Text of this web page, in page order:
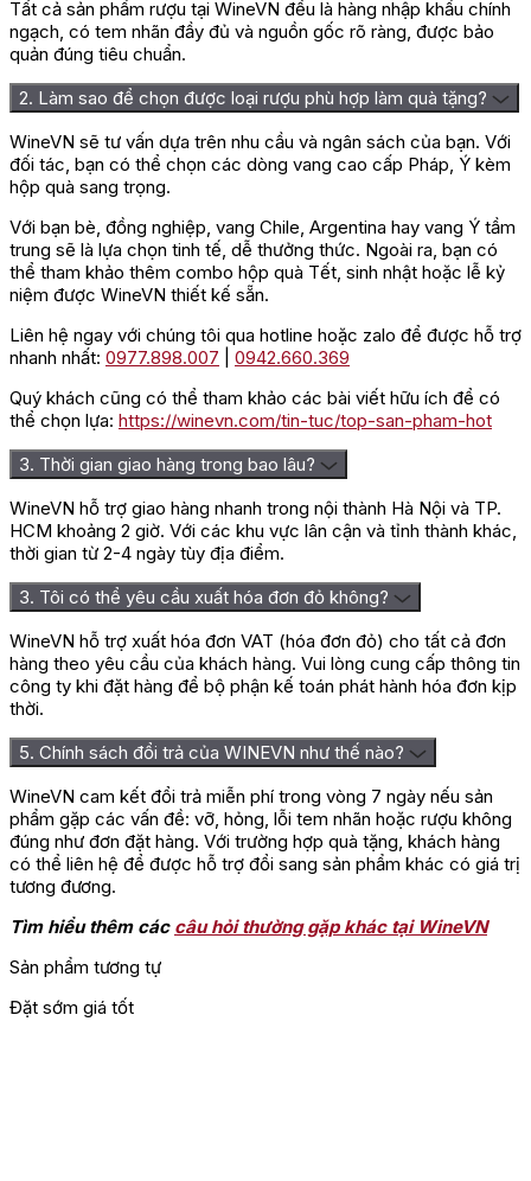
Bánh kẹo nhập khẩu đến
⇒ Tham khảo các mẫu quà Tết:
Giỏ quà Tết 500k
Giỏ quà Tết 1 triệu
Giỏ quà Tết 2 triệu
Trái cây sấy
Trái cây sấy là món quà lý tưởng dành cho mọi lứa tuổi, từ trẻ
em yêu thích đồ ngọt đến người lớn ưa chuộng thực phẩm lành
mạnh. Với hương vị thơm ngon, giàu dinh dưỡng và thời gian
bảo quản lâu dài, các loại trái cây sấy như nho, xoài, mít hay táo
vừa hấp dẫn về hương vị, vừa đẹp mắt khi bài trí trong
Tất cả sản phẩm rượu tại WineVN đều là hàng nhập khẩu chính
ngạch, có tem nhãn đầy đủ và nguồn gốc rõ ràng, được bảo
quản đúng tiêu chuẩn.
2. Làm sao để chọn được loại rượu phù hợp làm quà tặng?
WineVN sẽ tư vấn dựa trên nhu cầu và ngân sách của bạn. Với
đối tác, bạn có thể chọn các dòng vang cao cấp Pháp, Ý kèm
hộp quà sang trọng.
Với bạn bè, đồng nghiệp, vang Chile, Argentina hay vang Ý tầm
trung sẽ là lựa chọn tinh tế, dễ thưởng thức. Ngoài ra, bạn có
thể tham khảo thêm combo hộp quà Tết, sinh nhật hoặc lễ kỷ
niệm được WineVN thiết kế sẵn.
Liên hệ ngay với chúng tôi qua hotline hoặc zalo để được hỗ trợ
nhanh nhất: 0977.898.007
0942.660.369
Quý khách cũng có thể tham khảo các bài viết hữu ích để có
thể chọn lựa: https://winevn.com/tin-tuc/top-san-pham-hot
3. Thời gian giao hàng trong bao lâu?
WineVN hỗ trợ giao hàng nhanh trong nội thành Hà Nội và TP.
HCM khoảng 2 giờ. Với các khu vực lân cận và tỉnh thành khác,
thời gian từ 2-4 ngày tùy địa điểm.
3. Tôi có thể yêu cầu xuất hóa đơn đỏ không?
WineVN hỗ trợ xuất hóa đơn VAT (hóa đơn đỏ) cho tất cả đơn
hàng theo yêu cầu của khách hàng. Vui lòng cung cấp thông tin
công ty khi đặt hàng để bộ phận kế toán phát hành hóa đơn kịp
thời.
5. Chính sách đổi trả của WINEVN như thế nào?
WineVN cam kết đổi trả miễn phí trong vòng 7 ngày nếu sản
phẩm gặp các vấn đề: vỡ, hỏng, lỗi tem nhãn hoặc rượu không
đúng như đơn đặt hàng. Với trường hợp quà tặng, khách hàng
có thể liên hệ để được hỗ trợ đổi sang sản phẩm khác có giá trị
tương đương.
Tìm hiểu thêm các câu hỏi thường gặp khác tại WineVN
Sản phẩm tương tự
Đặt sớm giá tốt